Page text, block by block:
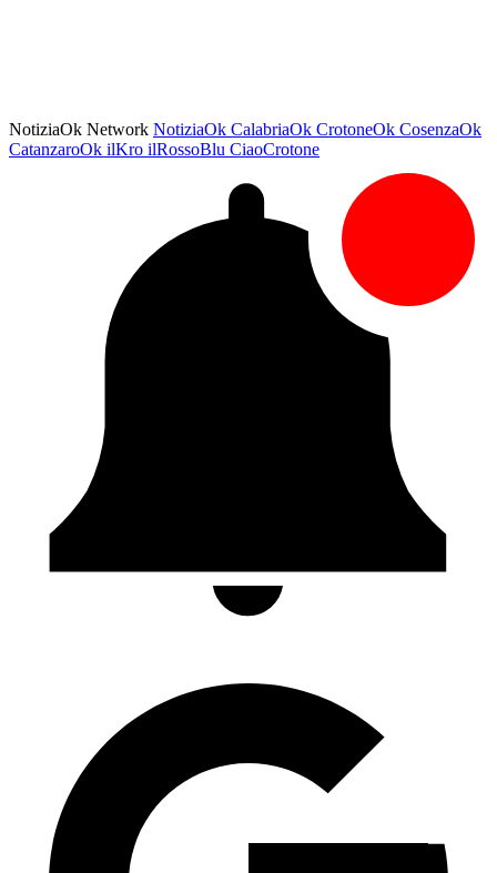
NotiziaOk Network NotiziaOk CalabriaOk CrotoneOk CosenzaOk
CatanzaroOk ilKro ilRossoBlu CiaoCrotone